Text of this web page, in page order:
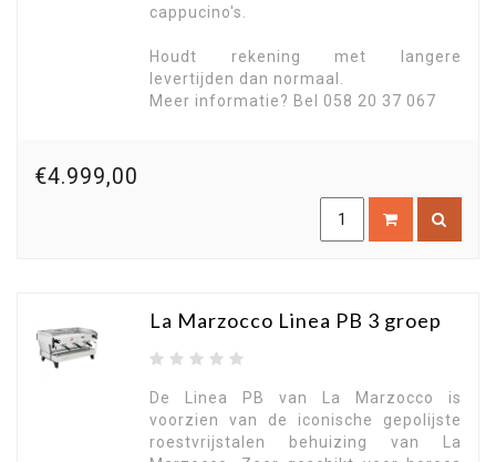
cappucino's.
Houdt rekening met langere
levertijden dan normaal.
Meer informatie? Bel 058 20 37 067
€4.999,00
La Marzocco Linea PB 3 groep
De Linea PB van La Marzocco is
voorzien van de iconische gepolijste
roestvrijstalen behuizing van La